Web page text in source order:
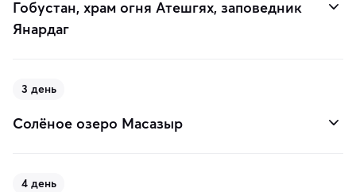
Гобустан, храм огня Атешгях, заповедник
Янардаг
3 день
Солёное озеро Масазыр
4 день